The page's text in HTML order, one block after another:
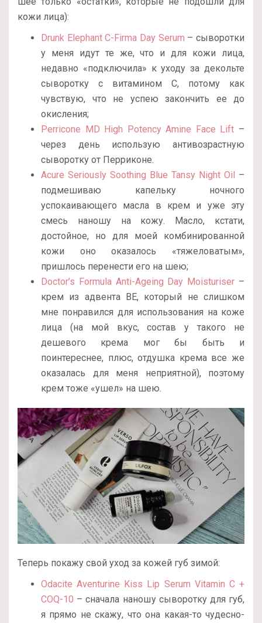
кожи лица):
Drunk Elephant C-Firma Day Serum – сыворотки
у меня идут те же, что и для кожи лица,
недавно «подключила» к уходу за декольте
сыворотку с витамином С, потому как
чувствую, что не успею закончить ее до
окисления;
Perricone MD High Potency Amine Face Lift –
через день использую антивозрастную
сыворотку от Перриконе.
Acure Seriously Soothing Blue Tansy Night Oil –
подмешиваю капельку ночного
успокаивающего масла в крем и уже эту
смесь наношу на кожу. Масло, кстати,
достойное, но для моей комбинированной
кожи оно оказалось «тяжеловатым»,
пришлось перенести его на шею;
Doctor’s Formula Anti-Ageing Day Moisturiser –
крем из адвента BE, который не слишком
мне понравился для использования на коже
лица (на мой вкус, состав у такого не
дешевого крема мог бы быть и
поинтереснее, плюс, отдушка крема все же
оказалась для меня неприятной), поэтому
крем тоже «ушел» на шею.
Теперь покажу свой уход за кожей губ зимой:
Odacite Aventurine Kiss Lip Serum Vitamin C +
COQ-10 – сначала наношу сыворотку для губ,
я прямо не скажу, что она какая-то чудесно-